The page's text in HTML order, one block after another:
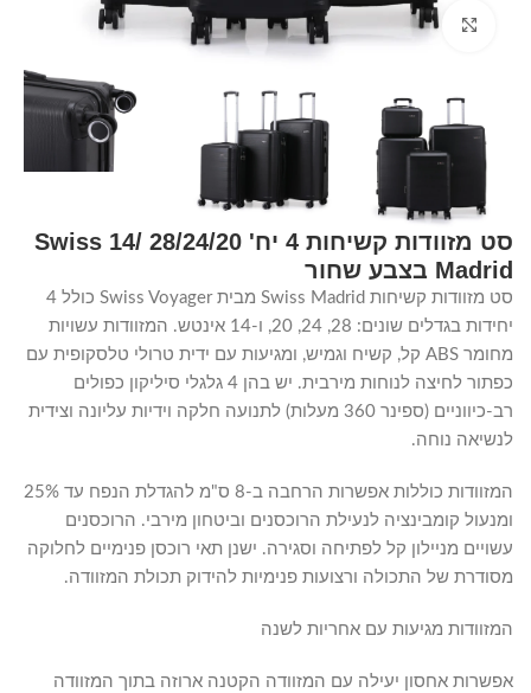
Click to enlarge
סט מזוודות קשיחות 4 יח' 28/24/20 /14 Swiss
Madrid בצבע שחור
סט מזוודות קשיחות Swiss Madrid מבית Swiss Voyager כולל 4
יחידות בגדלים שונים: 28, 24, 20, ו-14 אינטש. המזוודות עשויות
מחומר ABS קל, קשיח וגמיש, ומגיעות עם ידית טרולי טלסקופית עם
כפתור לחיצה לנוחות מירבית. יש בהן 4 גלגלי סיליקון כפולים
רב-כיווניים (ספינר 360 מעלות) לתנועה חלקה וידיות עליונה וצידית
לנשיאה נוחה.
המזוודות כוללות אפשרות הרחבה ב-8 ס"מ להגדלת הנפח עד 25%
ומנעול קומבינציה לנעילת הרוכסנים וביטחון מירבי. הרוכסנים
עשויים מניילון קל לפתיחה וסגירה. ישנן תאי רוכסן פנימיים לחלוקה
מסודרת של התכולה ורצועות פנימיות להידוק תכולת המזוודה.
המזוודות מגיעות עם אחריות לשנה
אפשרות אחסון יעילה עם המזוודה הקטנה ארוזה בתוך המזוודה